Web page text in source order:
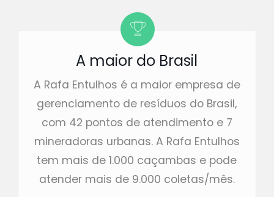
A maior do Brasil
A Rafa Entulhos é a maior empresa de
gerenciamento de resíduos do Brasil,
com 42 pontos de atendimento e 7
mineradoras urbanas. A Rafa Entulhos
tem mais de 1.000 caçambas e pode
atender mais de 9.000 coletas/mês.